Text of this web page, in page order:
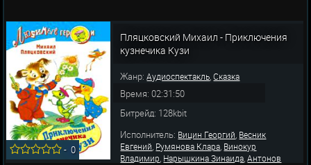
-0
Пляцковский Михаил - Приключения
кузнечика Кузи
Жанр:Аудиоспектакль,Сказка
Время: 02:31:50
Битрейд: 128kbit
Исполнитель: Вицин Георгий, Весник
Евгений, Румянова Клара, Винокур
Владимир, Нарышкина Зинаида,Антонов